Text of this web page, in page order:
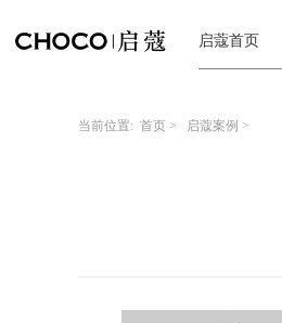
启蔻首页
当前位置: 首页 > 启蔻案例 >